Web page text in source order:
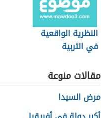
النظرية الواقعية
في التربية
مقالات منوعة
مرض السيدا